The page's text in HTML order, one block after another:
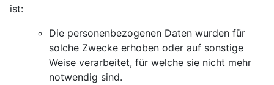
ist:
Die personenbezogenen Daten wurden für
solche Zwecke erhoben oder auf sonstige
Weise verarbeitet, für welche sie nicht mehr
notwendig sind.